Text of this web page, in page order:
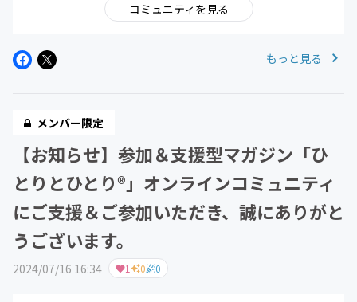
コミュニティを見る
もっと見る
メンバー限定
【お知らせ】参加＆支援型マガジン「ひ
とりとひとり®」オンラインコミュニティ
にご支援＆ご参加いただき、誠にありがと
うございます。
2024/07/16 16:34 1 0 0